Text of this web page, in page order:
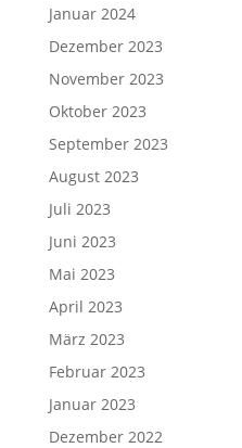
Januar 2024
Dezember 2023
November 2023
Oktober 2023
September 2023
August 2023
Juli 2023
Juni 2023
Mai 2023
April 2023
März 2023
Februar 2023
Januar 2023
Dezember 2022